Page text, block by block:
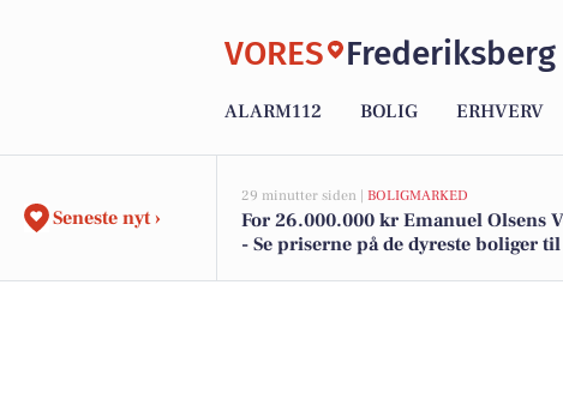
VORES Frederiksberg
ALARM112 BOLIG ERHVERV
Seneste nyt ›
29 minutter siden | BOLIGMARKED
For 26.000.000 kr Emanuel Olsens
- Se priserne på de dyreste boliger til